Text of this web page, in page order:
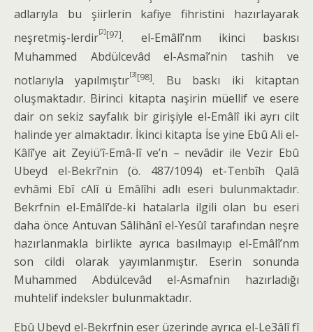
adlarıyla bu şiirlerin kafiye fihristini hazırlayarak
neşretmiş-lerdir[2][97]. el-Emâlî’nm ikinci baskısı
Muhammed Abdülcevâd el-Asmaî’nin tashih ve
notlarıyla yapılmıştır[3][98]. Bu baskı iki ki­taptan
oluşmaktadır. Birinci kitapta na­şirin müellif ve esere
dair on sekiz say­falık bir girişiyle el-Emâlî iki ayrı cilt
halinde yer almaktadır. İkinci kitapta İse yine Ebû Ali el-
Kâlî’ye ait Zeyiü’î-Emâ-lî ve’n – nevâdir ile Vezir Ebû
Ubeyd el-Bekrî’nin (ö. 487/1094) et-Tenbîh Qalâ
evhâmi Ebî cAlî ü Emâlîhi adlı eseri bulunmaktadır.
Bekrfnin el-Emâlî’de-ki hatalarla ilgili olan bu eseri
daha ön­ce Antuvan Sâlihânî el-Yesûî tarafından neşre
hazırlanmakla birlikte ayrıca basılmayıp el-Emâlî’nm
son cildi olarak yayımlanmıştır. Eserin sonunda
Muham­med Abdülcevâd el-Asmafnin hazırladı­ğı
muhtelif indeksler bulunmaktadır.
Ebû Ubeyd el-Bekrfnin eser üzerinde ayrıca el-Le3âlî fî